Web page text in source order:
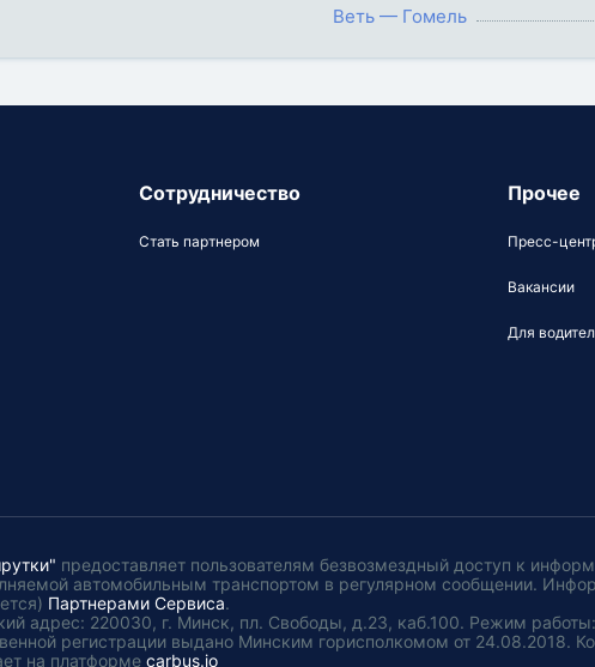
Веть — Гомель
Сотрудничество
Стать партнером
Прочее
Пресс-
Вакансии
Для
предоставляет пользователям безвозмездный доступ к
автомобильным транспортом в регулярном сообщении.
Партнерами Сервиса.
адрес: 220030, г. Минск, пл. Свободы, д.23, каб.100. Режим
регистрации выдано Минским горисполкомом от 24.08.2018.
на платформе carbus.io